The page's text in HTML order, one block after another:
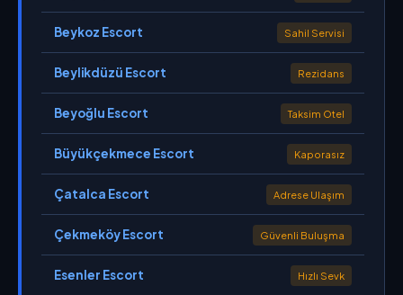
Beykoz Escort Sahil Servisi
Beylikdüzü Escort Rezidans
Beyoğlu Escort Taksim Otel
Büyükçekmece Escort Kaporasız
Çatalca Escort Adrese Ulaşım
Çekmeköy Escort Güvenli Buluşma
Esenler Escort Hızlı Sevk